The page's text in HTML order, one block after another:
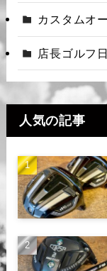
カスタムオ
店長ゴルフ
人気の記事